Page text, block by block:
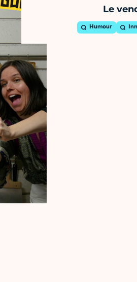
Le
Humour